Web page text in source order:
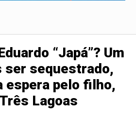
“Japá”? Um
ser sequestrado,
espera pelo filho,
Lagoas